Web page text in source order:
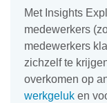
Met Insights
medewerkers
medewerkers
zichzelf te
overkomen op
werkgeluk en